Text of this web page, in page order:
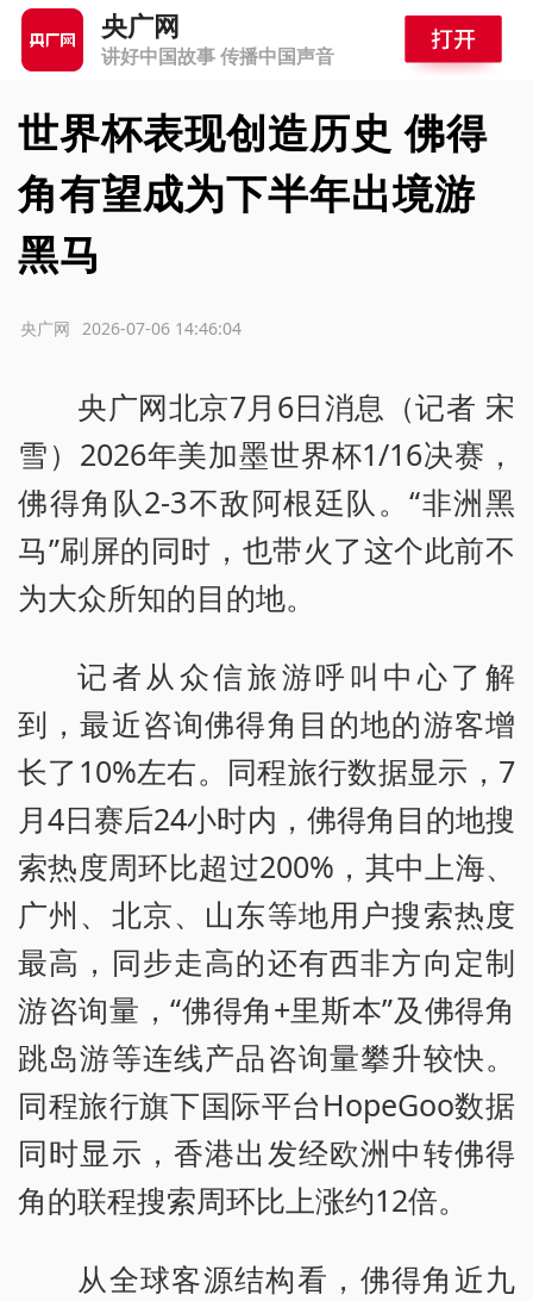
央广网
讲好中国故事 传播中国声音
世界杯表现创造历史 佛得
角有望成为下半年出境游
黑马
2026-07-06 14:46:04
央广网
央广网北京7月6日消息（记者 宋
雪）2026年美加墨世界杯1/16决赛，
佛得角队2-3不敌阿根廷队。“非洲黑
马”刷屏的同时，也带火了这个此前不
为大众所知的目的地。
记者从众信旅游呼叫中心了解
到，最近咨询佛得角目的地的游客增
长了10%左右。同程旅行数据显示，7
月4日赛后24小时内，佛得角目的地搜
索热度周环比超过200%，其中上海、
广州、北京、山东等地用户搜索热度
最高，同步走高的还有西非方向定制
游咨询量，“佛得角+里斯本”及佛得角
跳岛游等连线产品咨询量攀升较快。
同程旅行旗下国际平台HopeGoo数据
同时显示，香港出发经欧洲中转佛得
角的联程搜索周环比上涨约12倍。
从全球客源结构看，佛得角近九